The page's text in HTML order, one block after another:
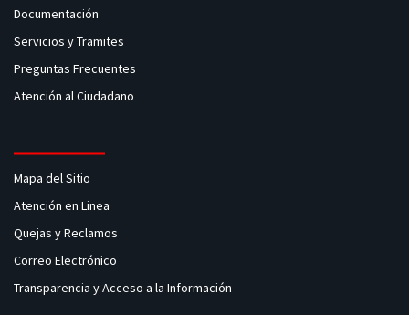
Documentación
Servicios y Tramites
Preguntas Frecuentes
Atención al Ciudadano
Mapa del Sitio
Atención en Linea
Quejas y Reclamos
Correo Electrónico
Transparencia y Acceso a la Información